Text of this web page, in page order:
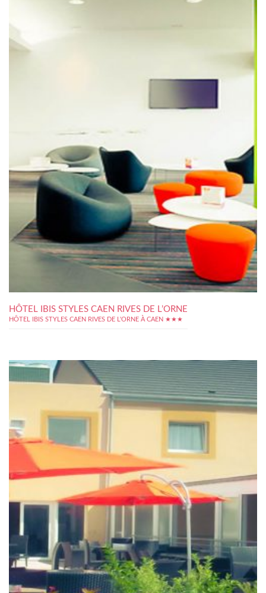
HÔTEL IBIS STYLES CAEN RIVES DE L’ORNE
HÔTEL IBIS STYLES CAEN RIVES DE L'ORNE À CAEN ★★★